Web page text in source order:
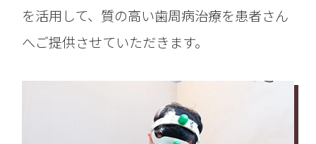
を活用して、質の高い歯周病治療を患者さん
へご提供させていただきます。